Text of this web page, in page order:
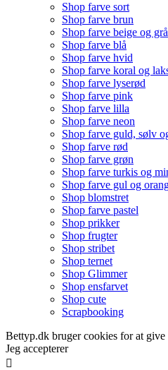
Shop farve sort
Shop farve brun
Shop farve beige og grå
Shop farve blå
Shop farve hvid
Shop farve koral og
Shop farve lyserød
Shop farve pink
Shop farve lilla
Shop farve neon
Shop farve guld, sølv
Shop farve rød
Shop farve grøn
Shop farve turkis og
Shop farve gul og
Shop blomstret
Shop farve pastel
Shop prikker
Shop frugter
Shop stribet
Shop ternet
Shop Glimmer
Shop ensfarvet
Shop cute
Scrapbooking
Bettyp.dk bruger cookies for at give
Jeg accepterer
